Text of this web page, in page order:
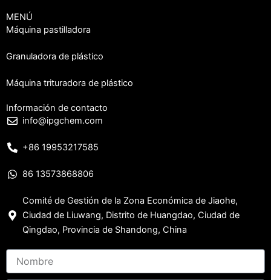
MENÚ
Máquina pastilladora
Granuladora de plástico
Máquina trituradora de plástico
Información de contacto
info@ipgchem.com
+86 19953217585
86 13573868806
Comité de Gestión de la Zona Económica de Jiaohe,
Ciudad de Liuwang, Distrito de Huangdao, Ciudad de
Qingdao, Provincia de Shandong, China